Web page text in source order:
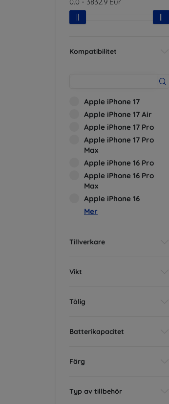
Kompatibilitet
Apple iPhone 17
Apple iPhone 17 Air
Apple iPhone 17 Pro
Apple iPhone 17 Pro
Max
Apple iPhone 16 Pro
Apple iPhone 16 Pro
Max
Apple iPhone 16
Mer
Tillverkare
Vikt
Tålig
Batterikapacitet
Färg
Typ av tillbehör